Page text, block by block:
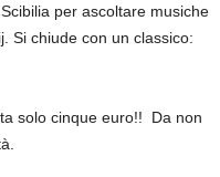
per ascoltare musiche
Si chiude con un classico:
solo cinque euro!! Da non